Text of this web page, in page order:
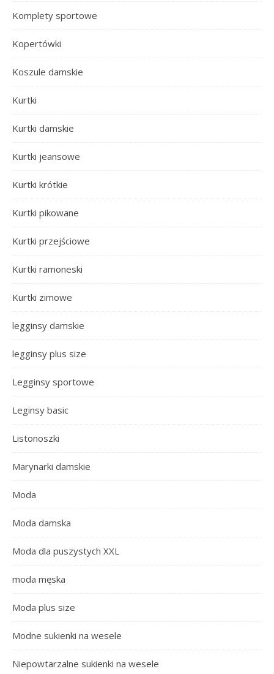
Komplety sportowe
Kopertówki
Koszule damskie
Kurtki
Kurtki damskie
Kurtki jeansowe
Kurtki krótkie
Kurtki pikowane
Kurtki przejściowe
Kurtki ramoneski
Kurtki zimowe
legginsy damskie
legginsy plus size
Legginsy sportowe
Leginsy basic
Listonoszki
Marynarki damskie
Moda
Moda damska
Moda dla puszystych XXL
moda męska
Moda plus size
Modne sukienki na wesele
Niepowtarzalne sukienki na wesele